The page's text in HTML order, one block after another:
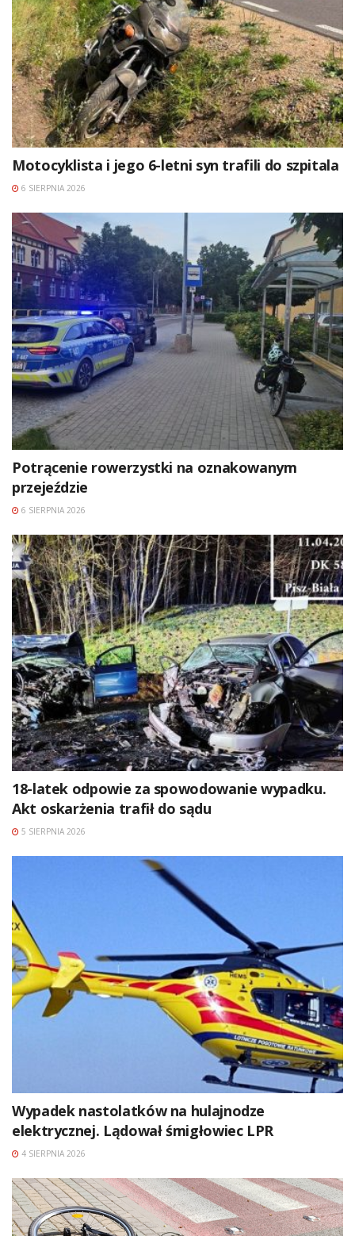
Motocyklista i jego 6-letni syn trafili do szpitala
6 SIERPNIA 2026
Potrącenie rowerzystki na oznakowanym
przejeździe
6 SIERPNIA 2026
18-latek odpowie za spowodowanie wypadku.
Akt oskarżenia trafił do sądu
5 SIERPNIA 2026
Wypadek nastolatków na hulajnodze
elektrycznej. Lądował śmigłowiec LPR
4 SIERPNIA 2026